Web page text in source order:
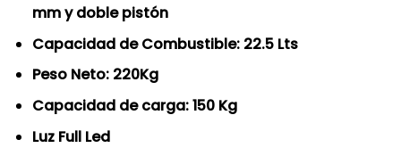
mm y doble pistón
Capacidad de Combustible: 22.5 Lts
Peso Neto: 220Kg
Capacidad de carga: 150 Kg
Luz Full Led